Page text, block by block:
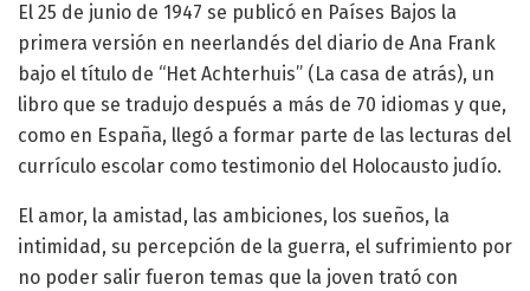
El 25 de junio de 1947 se publicó en Países Bajos la
primera versión en neerlandés del diario de Ana Frank
bajo el título de “Het Achterhuis” (La casa de atrás), un
libro que se tradujo después a más de 70 idiomas y que,
como en España, llegó a formar parte de las lecturas del
currículo escolar como testimonio del Holocausto judío.
El amor, la amistad, las ambiciones, los sueños, la
intimidad, su percepción de la guerra, el sufrimiento por
no poder salir fueron temas que la joven trató con